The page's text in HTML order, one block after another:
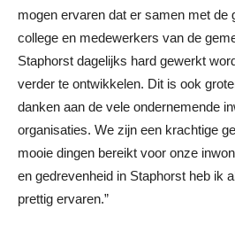
mogen ervaren dat er samen met de
college en medewerkers van de
Staphorst dagelijks hard gewerkt
verder te ontwikkelen. Dit is ook
danken aan de vele ondernemende
organisaties. We zijn een krachtige
mooie dingen bereikt voor onze
en gedrevenheid in Staphorst heb ik
prettig ervaren.”